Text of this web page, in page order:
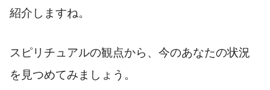
紹介しますね。
スピリチュアルの観点から、今のあなたの状況
を見つめてみましょう。